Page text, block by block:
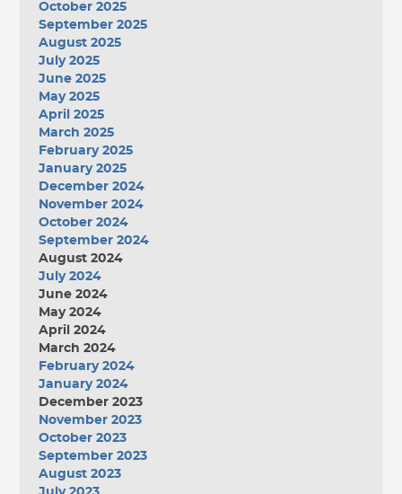
October 2025
September 2025
August 2025
July 2025
June 2025
May 2025
April 2025
March 2025
February 2025
January 2025
December 2024
November 2024
October 2024
September 2024
August 2024
July 2024
June 2024
May 2024
April 2024
March 2024
February 2024
January 2024
December 2023
November 2023
October 2023
September 2023
August 2023